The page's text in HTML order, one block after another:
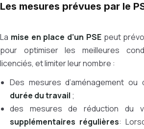
Les mesures prévues par le
La mise en place d’un PSEpeut
pour optimiser les meilleures
licenciés, et limiter leur nombre :
Des mesures d’aménagement ou
durée du travail ;
des mesures de réduction du
supplémentaires régulières: